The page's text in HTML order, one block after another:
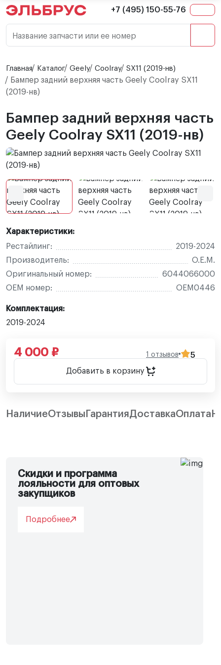
+7 (495) 150-55-76
Название запчасти или ее номер
Главная Каталог Geely Coolray SX11 (2019-нв)
Бампер задний верхняя часть Geely Coolray SX11
(2019-нв)
Бампер задний верхняя часть
Geely Coolray SX11 (2019-нв)
Характеристики:
Рестайлинг:
2019-2024
Производитель:
O.E.M.
Оригинальный номер:
6044066000
OEM номер:
OEM0446
Комплектация:
2019-2024
4 000 ₽ 1 отзывов
5
Добавить в корзину
НаличиеОтзывы ГарантияДоставкаОплата
Скидки и программа
лояльности для оптовых
закупщиков
Подробнее